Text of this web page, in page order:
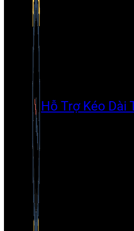
Hỗ Trợ Kéo Dài